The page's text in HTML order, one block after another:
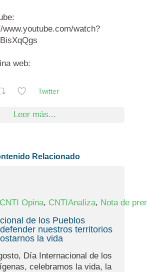
www.youtube.com/watch?
web:
Twitter
Leer más...
Relacionado
CNTI Opina, CNTIAnaliza, Nota de
de los Pueblos
nuestros territorios
la vida
Día Internacional de los
celebramos la vida, la